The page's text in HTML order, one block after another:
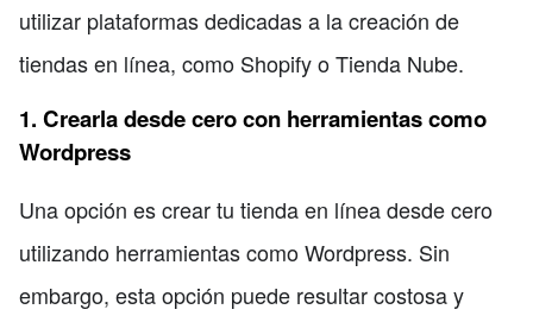
utilizar plataformas dedicadas a la creación de
tiendas en línea, como Shopify o Tienda Nube.
1. Crearla desde cero con herramientas como
Wordpress
Una opción es crear tu tienda en línea desde cero
utilizando herramientas como Wordpress. Sin
embargo, esta opción puede resultar costosa y